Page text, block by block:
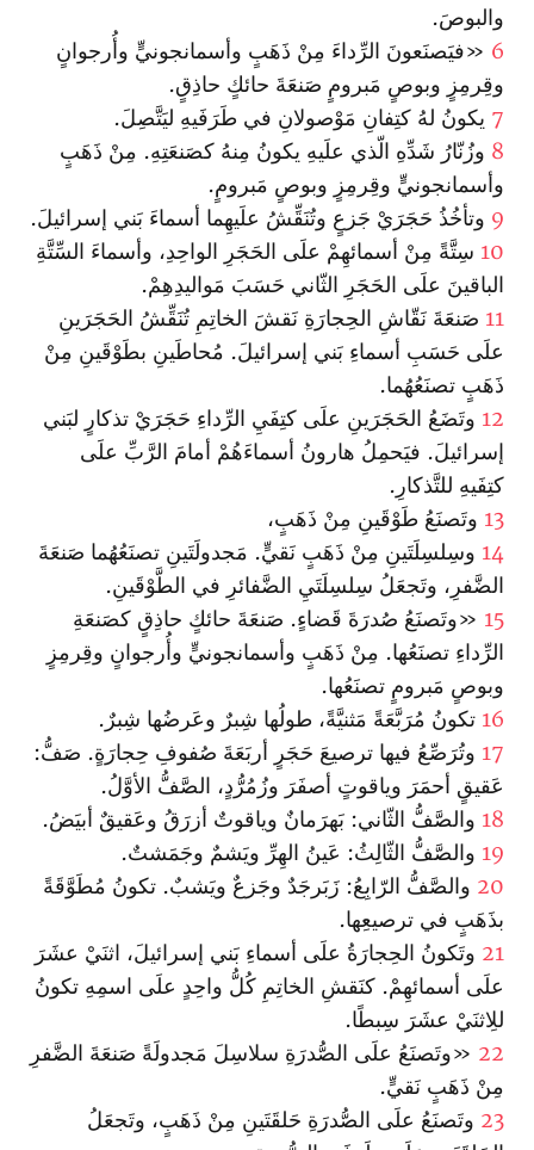
والبوصَ.
6 «فيَصنَعونَ الرِّداءَ مِنْ ذَهَبٍ وأسمانجونيٍّ وأُرجوانٍ
وقِرمِزٍ وبوصٍ مَبرومٍ صَنعَةَ حائكٍ حاذِقٍ.
7 يكونُ لهُ كتِفانِ مَوْصولانِ في طَرَفَيهِ ليَتَّصِلَ.
8 وزُنّارُ شَدِّهِ الّذي علَيهِ يكونُ مِنهُ كصَنعَتِهِ. مِنْ ذَهَبٍ
وأسمانجونيٍّ وقِرمِزٍ وبوصٍ مَبرومٍ.
9 وتأخُذُ حَجَرَيْ جَزعٍ وتُنَقِّشُ علَيهِما أسماءَ بَني إسرائيلَ.
10 سِتَّةً مِنْ أسمائهِمْ علَى الحَجَرِ الواحِدِ، وأسماءَ السِّتَّةِ
الباقينَ علَى الحَجَرِ الثّاني حَسَبَ مَواليدِهِمْ.
11 صَنعَةَ نَقّاشِ الحِجارَةِ نَقشَ الخاتِمِ تُنَقِّشُ الحَجَرَينِ
علَى حَسَبِ أسماءِ بَني إسرائيلَ. مُحاطَينِ بطَوْقَينِ مِنْ
ذَهَبٍ تصنَعُهُما.
12 وتَضَعُ الحَجَرَينِ علَى كتِفَيِ الرِّداءِ حَجَرَيْ تذكارٍ لبَني
إسرائيلَ. فيَحمِلُ هارونُ أسماءَهُمْ أمامَ الرَّبِّ علَى
كتِفَيهِ للتَّذكارِ.
13 وتَصنَعُ طَوْقَينِ مِنْ ذَهَبٍ،
14 وسِلسِلَتَينِ مِنْ ذَهَبٍ نَقيٍّ. مَجدولَتَينِ تصنَعُهُما صَنعَةَ
الضَّفرِ، وتَجعَلُ سِلسِلَتَيِ الضَّفائرِ في الطَّوْقَينِ.
15 «وتَصنَعُ صُدرَةَ قَضاءٍ. صَنعَةَ حائكٍ حاذِقٍ كصَنعَةِ
الرِّداءِ تصنَعُها. مِنْ ذَهَبٍ وأسمانجونيٍّ وأُرجوانٍ وقِرمِزٍ
وبوصٍ مَبرومٍ تصنَعُها.
16 تكونُ مُرَبَّعَةً مَثنيَّةً، طولُها شِبرٌ وعَرضُها شِبرٌ.
17 وتُرَصِّعُ فيها ترصيعَ حَجَرٍ أربَعَةَ صُفوفِ حِجارَةٍ. صَفُّ:
عَقيقٍ أحمَرَ وياقوتٍ أصفَرَ وزُمُرُّدٍ، الصَّفُّ الأوَّلُ.
18 والصَّفُّ الثّاني: بَهرَمانٌ وياقوتٌ أزرَقُ وعَقيقٌ أبيَضُ.
19 والصَّفُّ الثّالِثُ: عَينُ الهِرِّ ويَشمٌ وجَمَشتٌ.
20 والصَّفُّ الرّابِعُ: زَبَرجَدٌ وجَزعٌ ويَشبٌ. تكونُ مُطَوَّقَةً
بذَهَبٍ في ترصيعِها.
21 وتَكونُ الحِجارَةُ علَى أسماءِ بَني إسرائيلَ، اثنَيْ عشَرَ
علَى أسمائهِمْ. كنَقشِ الخاتِمِ كُلُّ واحِدٍ علَى اسمِهِ تكونُ
للِاثنَيْ عشَرَ سِبطًا.
22 «وتَصنَعُ علَى الصُّدرَةِ سلاسِلَ مَجدولَةً صَنعَةَ الضَّفرِ
مِنْ ذَهَبٍ نَقيٍّ.
23 وتَصنَعُ علَى الصُّدرَةِ حَلقَتَينِ مِنْ ذَهَبٍ، وتَجعَلُ